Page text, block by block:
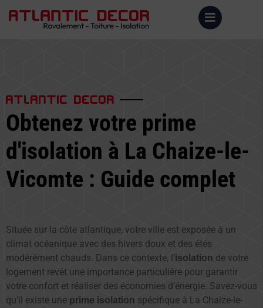
ATLANTIC DECOR
Obtenez votre prime
d'isolation à La Chaize-le-
Vicomte : Guide complet
Située sur la côte atlantique, votre ville est exposée à un
climat océanique avec des hivers doux et des étés
modérément chauds. Dans ce contexte, l’isolation de votre
logement revêt une importance particulière pour garantir
votre confort et réaliser des économies d’énergie. Savez-vous
qu’il existe une prime isolation spécifique à La Chaize-le-